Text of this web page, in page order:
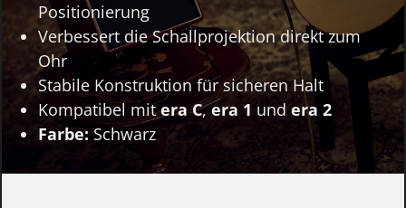
Positionierung
Verbessert die Schallprojektion direkt zum
Ohr
Stabile Konstruktion für sicheren Halt
Kompatibel mitera C,era 1 und era 2
Farbe: Schwarz